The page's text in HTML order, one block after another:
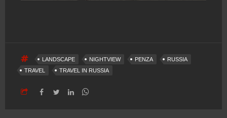
LANDSCAPE NIGHTVIEW PENZA
RUSSIA
TRAVEL
TRAVEL IN RUSSIA